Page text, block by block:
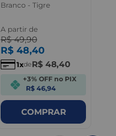
Branco - Tigre
A partir de
R$ 49,90
R$ 48,40
1 deR$ 48,40
+3% OFF no PIX
R$ 46,94
COMPRAR